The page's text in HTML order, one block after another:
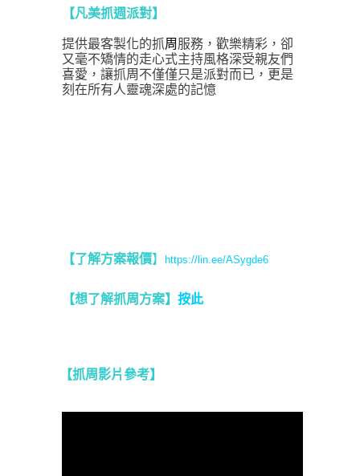
【凡美抓週派對】
提供最客製化的抓周 服務，歡樂精彩，卻
又毫不矯情的走心式主持風格深受親友們
喜愛，讓抓周不僅僅只是派對而已，更是
刻在所有人靈魂深處的記憶
【了解方案報價】 https://lin.ee/ASygde6
【想了解抓周方案】 按此
【抓周影片參考】